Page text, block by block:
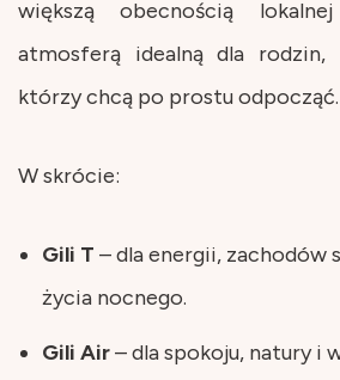
większą obecnością
atmosferą idealną dla
którzy chcą po prostu odpocząć.
W skrócie:
Gili T – dla energii, zachodów
życia nocnego.
Gili Air– dla spokoju, natury i